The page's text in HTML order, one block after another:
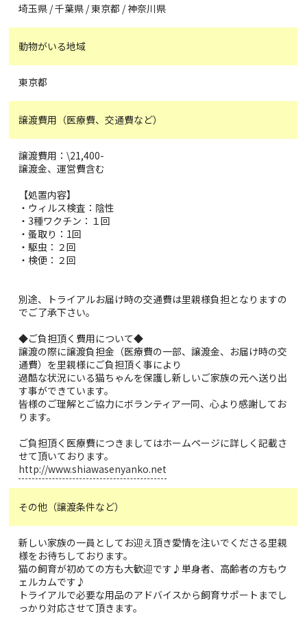
埼玉県 / 千葉県 / 東京都 / 神奈川県
動物がいる地域
東京都
譲渡費用（医療費、交通費など）
譲渡費用：\21,400-
譲渡金、運営費含む
【処置内容】
・ウィルス検査：陰性
・3種ワクチン：１回
・蚤取り：1回
・駆虫：２回
・検便：２回
別途、トライアルお届け時の交通費は里親様負担となりますの
でご了承下さい。
◆ご負担頂く費用について◆
譲渡の際に譲渡負担金（医療費の一部、譲渡金、お届け時の交
通費）を里親様にご負担頂く事により
過酷な状況にいる猫ちゃんを保護し新しいご家族の元へ送り出
す事ができています。
皆様のご理解とご協力にボランティア一同、心より感謝してお
ります。
ご負担頂く医療費につきましてはホームページに詳しく記載さ
せて頂いております。
http://www.shiawasenyanko.net
その他（譲渡条件など）
新しい家族の一員としてお迎え頂き愛情を注いでくださる里親
様をお待ちしております。
猫の飼育が初めての方も大歓迎です♪単身者、高齢者の方もウ
ェルカムです♪
トライアルで必要な用品のアドバイスから飼育サポートまでし
っかり対応させて頂きます。